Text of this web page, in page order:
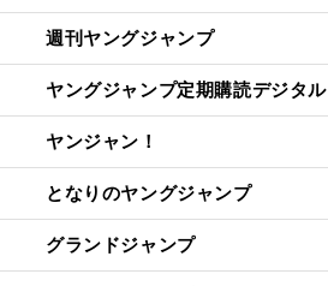
週刊ヤングジャンプ
ヤングジャンプ定期購読デジタル
ヤンジャン！
となりのヤングジャンプ
グランドジャンプ